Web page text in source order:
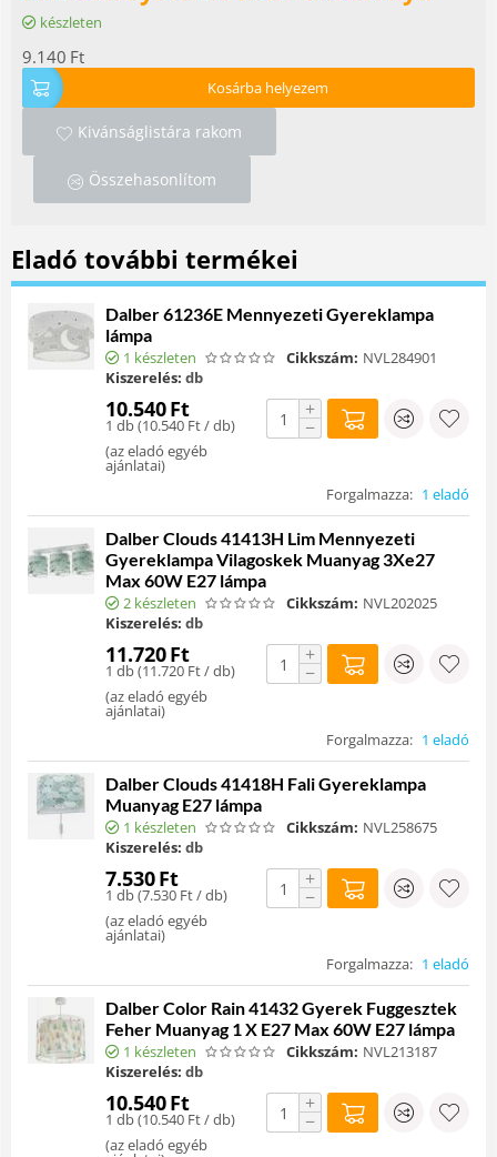
készleten
9.140 Ft
Kosárba helyezem
Kivánságlistára rakom
Összehasonlítom
Eladó további termékei
Dalber 61236E Mennyezeti Gyereklampa
lámpa
1 készleten Cikkszám: NVL284901
Kiszerelés: db
10.540Ft
1 db (10.540 Ft/ db)
(az eladó egyéb
ajánlatai)
+
−
Forgalmazza: 1 eladó
Dalber Clouds 41413H Lim Mennyezeti
Gyereklampa Vilagoskek Muanyag 3Xe27
Max 60W E27 lámpa
2 készleten Cikkszám: NVL202025
Kiszerelés: db
11.720Ft
1 db (11.720 Ft/ db)
(az eladó egyéb
ajánlatai)
+
−
Forgalmazza: 1 eladó
Dalber Clouds 41418H Fali Gyereklampa
Muanyag E27 lámpa
1 készleten Cikkszám: NVL258675
Kiszerelés: db
7.530Ft
1 db (7.530 Ft/ db)
(az eladó egyéb
ajánlatai)
+
−
Forgalmazza: 1 eladó
Dalber Color Rain 41432 Gyerek Fuggesztek
Feher Muanyag 1 X E27 Max 60W E27 lámpa
1 készleten Cikkszám: NVL213187
Kiszerelés: db
10.540Ft
1 db (10.540 Ft/ db)
(az eladó egyéb
+
−